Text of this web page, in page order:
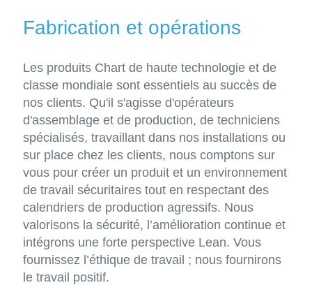
Fabrication et opérations
Les produits Chart de haute technologie et de
classe mondiale sont essentiels au succès de
nos clients. Qu'il s'agisse d'opérateurs
d'assemblage et de production, de techniciens
spécialisés, travaillant dans nos installations ou
sur place chez les clients, nous comptons sur
vous pour créer un produit et un environnement
de travail sécuritaires tout en respectant des
calendriers de production agressifs. Nous
valorisons la sécurité, l’amélioration continue et
intégrons une forte perspective Lean. Vous
fournissez l’éthique de travail ; nous fournirons
le travail positif.